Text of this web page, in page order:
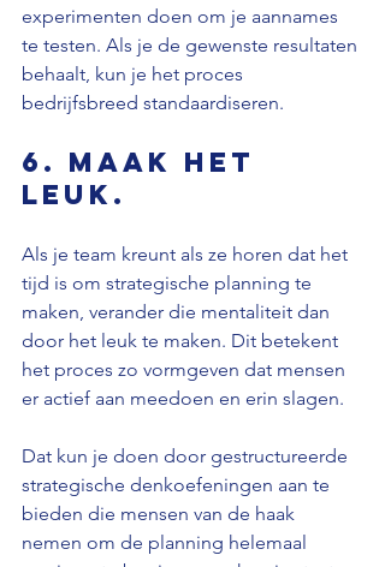
experimenten doen om je aannames
te testen. Als je de gewenste resultaten
behaalt, kun je het proces
bedrijfsbreed standaardiseren.
6. Maak het
leuk.
Als je team kreunt als ze horen dat het
tijd is om strategische planning te
maken, verander die mentaliteit dan
door het leuk te maken. Dit betekent
het proces zo vormgeven dat mensen
er actief aan meedoen en erin slagen.
Dat kun je doen door gestructureerde
strategische denkoefeningen aan te
bieden die mensen van de haak
nemen om de planning helemaal